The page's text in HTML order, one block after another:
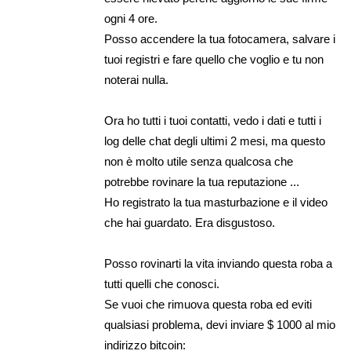
ogni 4 ore.
Posso accendere la tua fotocamera, salvare i
tuoi registri e fare quello che voglio e tu non
noterai nulla.
Ora ho tutti i tuoi contatti, vedo i dati e tutti i
log delle chat degli ultimi 2 mesi, ma questo
non è molto utile senza qualcosa che
potrebbe rovinare la tua reputazione ...
Ho registrato la tua masturbazione e il video
che hai guardato. Era disgustoso.
Posso rovinarti la vita inviando questa roba a
tutti quelli che conosci.
Se vuoi che rimuova questa roba ed eviti
qualsiasi problema, devi inviare $ 1000 al mio
indirizzo bitcoin: